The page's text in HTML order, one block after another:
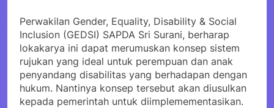
Perwakilan Gender, Equality, Disability & Social
Inclusion (GEDSI) SAPDA Sri Surani, berharap
lokakarya ini dapat merumuskan konsep sistem
rujukan yang ideal untuk perempuan dan anak
penyandang disabilitas yang berhadapan dengan
hukum. Nantinya konsep tersebut akan diusulkan
kepada pemerintah untuk diimplemementasikan.